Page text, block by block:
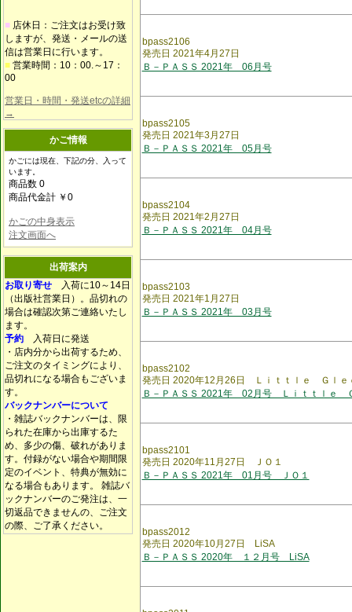
■ 店休日：ご注文はお受け致
しますが、発送・メールの送
信は営業日に行います。
■ 営業時間：10：00.～17：
00
営業日・時間・発送etcの詳細
→
かご情報
かごには現在、下記の分、入って
います。
商品数 0
商品代金計 ￥0
かごの中身表示
注文画面へ
出荷案内
お取り寄せ 入荷に10～14日
（出版社営業日）。品切れの
場合は確認次第ご連絡いたし
ます。
予約 入荷日に発送
・店内分から出荷するため、
ご注文のタイミングにより、
品切れになる場合もございま
す。
バックナンバーについて
・雑誌バックナンバーは、限
られた在庫から出庫するた
め、多少の傷、破れがありま
す。付録がない場合や期間限
定のイベント、特典が無効に
なる場合もあります。 雑誌バ
ックナンバーのご発注は、一
切返品できませんの、ご注文
の際、ご了承ください。
bpass2106
発売日 2021年4月27日
Ｂ－ＰＡＳＳ 2021年 06月号
bpass2105
発売日 2021年3月27日
Ｂ－ＰＡＳＳ 2021年 05月号
bpass2104
発売日 2021年2月27日
Ｂ－ＰＡＳＳ 2021年 04月号
bpass2103
発売日 2021年1月27日
Ｂ－ＰＡＳＳ 2021年 03月号
bpass2102
発売日 2020年12月26日 Ｌｉｔｔｌｅ Ｇｌ
Ｂ－ＰＡＳＳ 2021年 02月号 Ｌｉｔｔｌｅ
bpass2101
発売日 2020年11月27日 ＪＯ１
Ｂ－ＰＡＳＳ 2021年 01月号 ＪＯ１
bpass2012
発売日 2020年10月27日 LiSA
Ｂ－ＰＡＳＳ 2020年 １２月号 LiSA